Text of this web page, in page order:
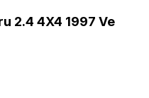
2.4 4X4 1997 Ve